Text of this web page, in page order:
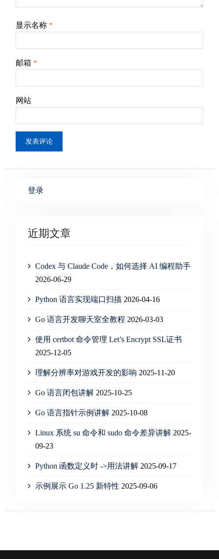
显示名称 *
邮箱 *
网站
登录
近期文章
Codex 与 Claude Code，如何选择 AI 编程助手
2026-06-29
Python 语言实现端口扫描 2026-04-16
Go 语言开发聊天室全教程 2026-03-03
使用 certbot 命令管理 Let’s Encrypt SSL证书
2025-12-05
理解分辨率对游戏开发的影响 2025-11-20
Go 语言闭包讲解 2025-10-25
Go 语言指针示例讲解 2025-10-08
Linux 系统 su 命令和 sudo 命令差异讲解 2025-
09-23
Python 函数定义时 ->用法讲解 2025-09-17
示例展示 Go 1.25 新特性 2025-09-06